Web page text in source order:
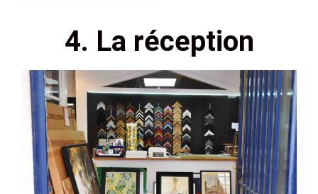
4. La réception